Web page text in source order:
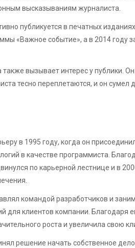
высказываниям журналиста.
публикуется в печатных
«Важное событие», а в 2014 году
вызывает интерес у публики.
тесно переплетаются, и он сумел
в 1995 году, когда он
в качестве программиста.
по карьерной лестнице и в
командой разработчиков и
для клиентов компании. Благодаря
роста и увеличила свою
решение начать собственное